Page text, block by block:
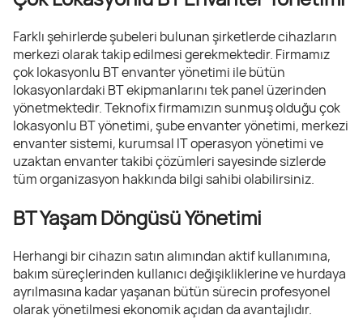
Farklı şehirlerde şubeleri bulunan şirketlerde cihazların
merkezi olarak takip edilmesi gerekmektedir. Firmamız
çok lokasyonlu BT envanter yönetimi ile bütün
lokasyonlardaki BT ekipmanlarını tek panel üzerinden
yönetmektedir. Teknofix firmamızın sunmuş olduğu çok
lokasyonlu BT yönetimi, şube envanter yönetimi, merkezi
envanter sistemi, kurumsal IT operasyon yönetimi ve
uzaktan envanter takibi çözümleri sayesinde sizlerde
tüm organizasyon hakkında bilgi sahibi olabilirsiniz.
BT Yaşam Döngüsü Yönetimi
Herhangi bir cihazın satın alımından aktif kullanımına,
bakım süreçlerinden kullanıcı değişikliklerine ve hurdaya
ayrılmasına kadar yaşanan bütün sürecin profesyonel
olarak yönetilmesi ekonomik açıdan da avantajlıdır.